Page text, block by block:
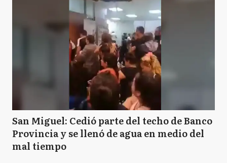
San Miguel: Cedió parte del techo de Banco
Provincia y se llenó de agua en medio del
mal tiempo